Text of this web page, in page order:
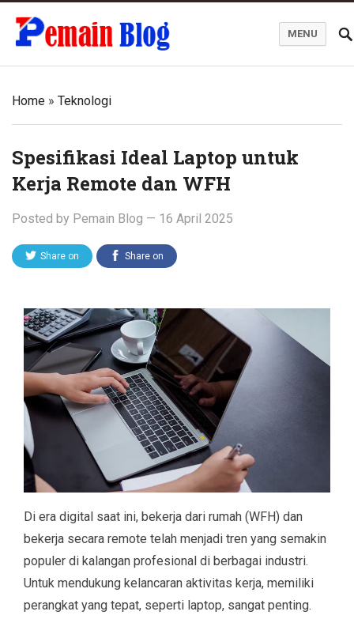
MENU
Home » Teknologi
Spesifikasi Ideal Laptop untuk
Kerja Remote dan WFH
Posted by Pemain Blog — 16 April 2025
Share on Share on
Di era digital saat ini, bekerja dari rumah (WFH) dan
bekerja secara remote telah menjadi tren yang semakin
populer di kalangan profesional di berbagai industri.
Untuk mendukung kelancaran aktivitas kerja, memiliki
perangkat yang tepat, seperti laptop, sangat penting.